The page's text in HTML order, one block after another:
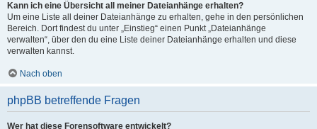
Kann ich eine Übersicht all meiner Dateianhänge erhalten?
Um eine Liste all deiner Dateianhänge zu erhalten, gehe in den persönlichen
Bereich. Dort findest du unter „Einstieg“ einen Punkt „Dateianhänge
verwalten“, über den du eine Liste deiner Dateianhänge erhalten und diese
verwalten kannst.
Nach oben
phpBB betreffende Fragen
Wer hat diese Forensoftware entwickelt?